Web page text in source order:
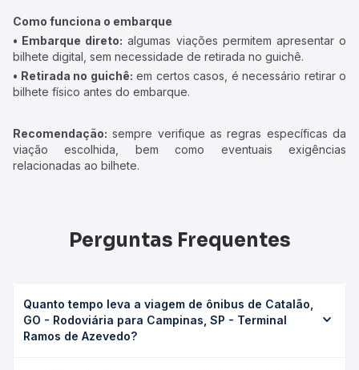
Como funciona o embarque
• Embarque direto: algumas viações permitem apresentar o
bilhete digital, sem necessidade de retirada no guichê.
• Retirada no guichê: em certos casos, é necessário retirar o
bilhete físico antes do embarque.
Recomendação: sempre verifique as regras específicas da
viação escolhida, bem como eventuais exigências
relacionadas ao bilhete.
Perguntas Frequentes
Quanto tempo leva a viagem de ônibus de Catalão,
GO - Rodoviária para Campinas, SP - Terminal
Ramos de Azevedo?